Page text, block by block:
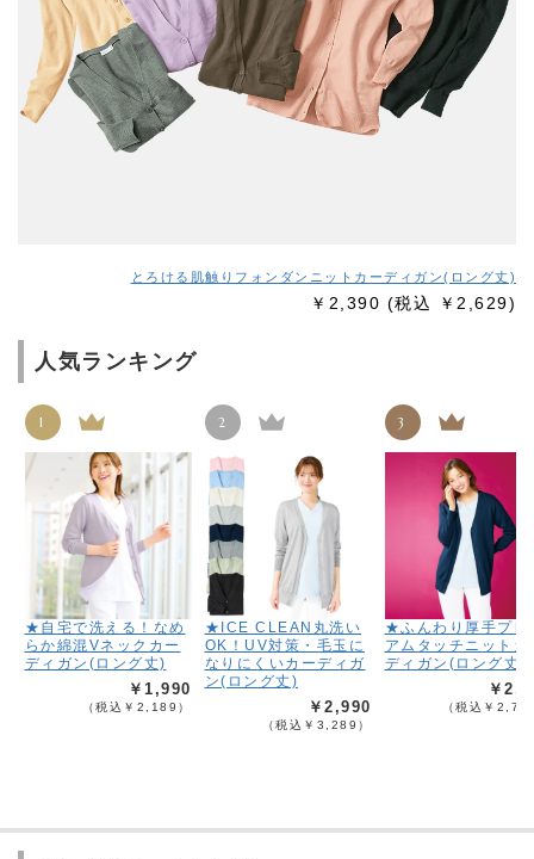
とろける肌触りフォンダンニットカーディガン(ロング丈)
￥2,390 (税込 ￥2,629)
人気ランキング
1
★自宅で洗える！なめ
らか綿混Vネックカー
ディガン(ロング丈)
￥1,990
（税込￥2,189）
2
★ICE CLEAN丸洗い
OK！UV対策・毛玉に
なりにくいカーディガ
ン(ロング丈)
￥2,990
（税込￥3,289）
3
★ふんわり厚手プレ
アムタッチニットカ
ディガン(ロング丈)
￥
（税込￥